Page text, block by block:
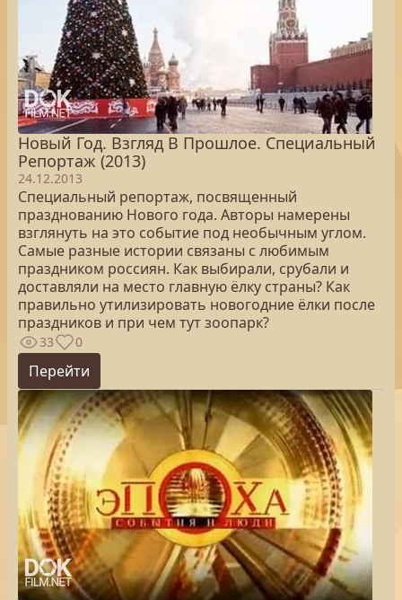
Новый Год. Взгляд В Прошлое. Специальный
Репортаж (2013)
24.12.2013
Специальный репортаж, посвященный
празднованию Нового года. Авторы намерены
взглянуть на это событие под необычным углом.
Самые разные истории связаны с любимым
праздником россиян. Как выбирали, срубали и
доставляли на место главную ёлку страны? Как
правильно утилизировать новогодние ёлки после
праздников и при чем тут зоопарк?
33 0
Перейти